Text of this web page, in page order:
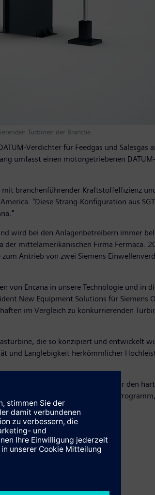
Turbinen der Branche.
Verdichter für Feedgas und
umfasst einen motorgetriebenen
branchenführender Kraftstoffeffizienz
"Diese Strang-Konfiguration aus
wird bei den Anlagenbetreibern immer
der mittelamerikanischen Firma Fermaca.
Antrieb von zwei Siemens
Encana in unsere Technologie und in
New Equipment Solutions für Siemens
im Vergleich zu konkurrierenden
die so konzipiert und entwickelt
und Langlebigkeit herkömmlicher
aus. Die Maschinen sind ideal für den
für sein Cutbank Ridge-